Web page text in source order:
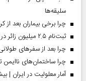
سلیقه‌ها
چرا برخی بیماران بعد از
ثبت‌نام ۲.۵ میلیون زائر در سماح | عبور ۱.۷ میلیون نفر از مرز‌های اربعین
چرا بعد از سفرهای
چرا ساختمان‌های